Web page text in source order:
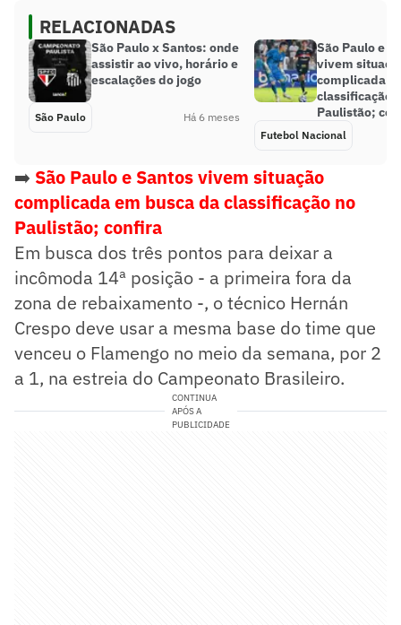
RELACIONADAS
São Paulo x Santos: onde
assistir ao vivo, horário e
escalações do jogo
São Paulo Há 6 meses
São Paulo e
vivem
complicada
classificação
Paulistão;
Futebol Nacional
➡️ São Paulo e Santos vivem situação
complicada em busca da classificação no
Paulistão; confira
Em busca dos três pontos para deixar a
incômoda 14ª posição - a primeira fora da
zona de rebaixamento -, o técnico Hernán
Crespo deve usar a mesma base do time que
venceu o Flamengo no meio da semana, por 2
a 1, na estreia do Campeonato Brasileiro.
CONTINUA
APÓS A
PUBLICIDADE